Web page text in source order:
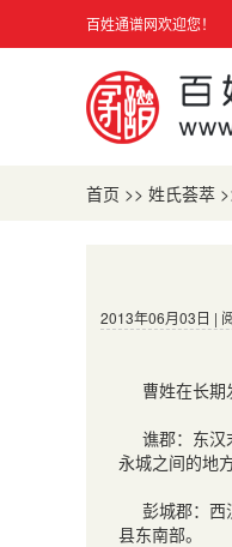
百姓通谱网欢迎您！
首页 >> 姓氏荟萃
2013年06月03日 |
曹姓在长期
谯郡：东汉
永城之间的地
彭城郡：西
县东南部。